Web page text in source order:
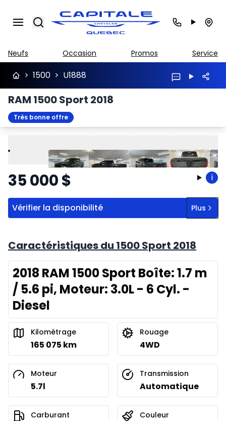
Search
Neufs Occasion Promos Service
> 1500 > U1888
RAM 1500 Sport 2018
Très bonne offre
Lire Précédent
Suivant
35 000$ i
Vérifier la disponibilité Plus
Caractéristiques du 1500 Sport 2018
2018 RAM 1500 Sport Boîte: 1.7 m
/ 5.6 pi, Moteur: 3.0L - 6 Cyl. -
Diesel
Kilométrage
165 075 km
Rouage
4WD
Moteur
5.7l
Transmission
Automatique
Carburant Couleur